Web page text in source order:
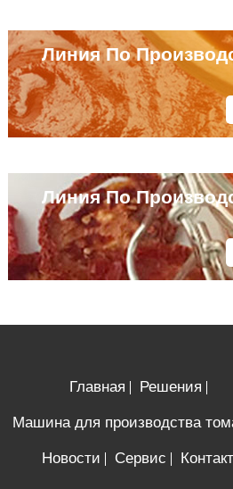
Линия По
Линия По
Главная Решения
Машина для производства
Новости Сервис Контакт